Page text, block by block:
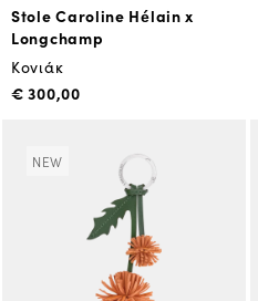
Stole Caroline Hélain x
Longchamp
Κονιάκ
€ 300,00
NEW